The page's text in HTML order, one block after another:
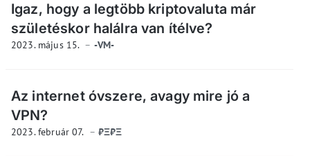
Igaz, hogy a legtöbb kriptovaluta már
születéskor halálra van ítélve?
2023. május 15. -VM-
Az internet óvszere, avagy mire jó a
VPN?
2023. február 07. ₿Ξ₿Ξ